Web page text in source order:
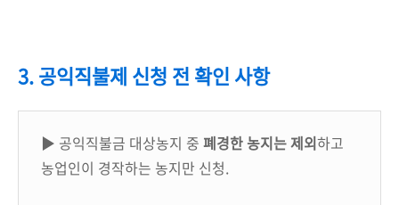
3. 공익직불제 신청 전 확인 사항
▶ 공익직불금 대상농지 중 폐경한 농지는 제외하고
농업인이 경작하는 농지만 신청.